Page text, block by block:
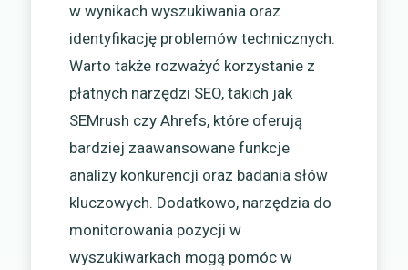
w wynikach wyszukiwania oraz
identyfikację problemów technicznych.
Warto także rozważyć korzystanie z
płatnych narzędzi SEO, takich jak
SEMrush czy Ahrefs, które oferują
bardziej zaawansowane funkcje
analizy konkurencji oraz badania słów
kluczowych. Dodatkowo, narzędzia do
monitorowania pozycji w
wyszukiwarkach mogą pomóc w